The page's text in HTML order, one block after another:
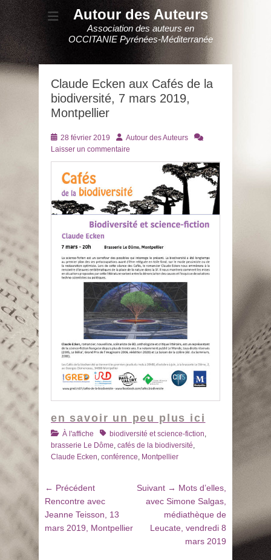
Autour des Auteurs
Association des auteurs en
OCCITANIE Pyrénées-Méditerranée
Claude Ecken aux Cafés de la
biodiversité, 7 mars 2019,
Montpellier
Posté
le
28 février 2019 AuteurAutour des Auteurs
Laisser un commentaire
en savoir un peu plus ici
Catégories
À l'affiche Tagsbiodiversité et science-fiction,
brasserie Le Dôme, cafés de la biodiversité,
Claude Ecken, conférence, Montpellier
Navigation
de
l’article
← PrécédentArticle
précédent
:
Rencontre avec
Jeanne Teisson, 13
mars 2019, Montpellier
Suivant → Article
suivant
:
Mots d’elles,
avec Simone Salgas,
médiathèque de
Leucate, vendredi 8
mars 2019